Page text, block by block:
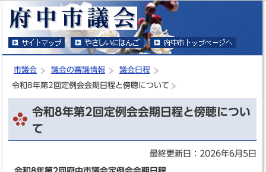
このページの本文へ移動
市議会 議会の審議情報
議会日程
令和8年第2回定例会会期日程と傍聴について
令和8年第2回定例会会期日程と傍聴につい
て
最終更新日：2026年6月5日